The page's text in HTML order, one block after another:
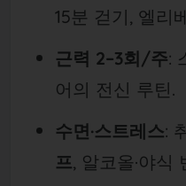
15분 걷기, 엘리
근력 2–3회/주:
어의 전신 루틴.
수면·스트레스:
프, 알코올·야식